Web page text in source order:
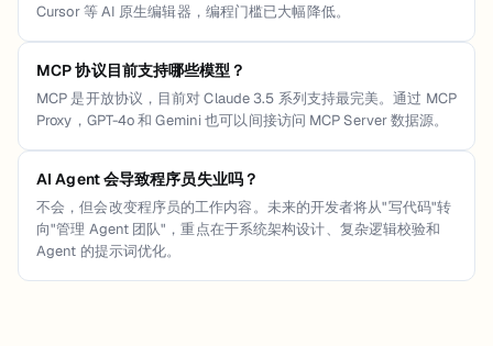
Cursor 等 AI 原生编辑器，编程门槛已大幅降低。
MCP 协议目前支持哪些模型？
MCP 是开放协议，目前对 Claude 3.5 系列支持最完美。通过 MCP
Proxy，GPT-4o 和 Gemini 也可以间接访问 MCP Server 数据源。
AI Agent 会导致程序员失业吗？
不会，但会改变程序员的工作内容。未来的开发者将从"写代码"转
向"管理 Agent 团队"，重点在于系统架构设计、复杂逻辑校验和
Agent 的提示词优化。